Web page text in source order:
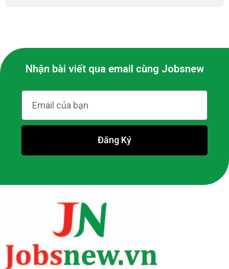
Nhận bài viết qua email cùng Jobsnew
Đăng Ký